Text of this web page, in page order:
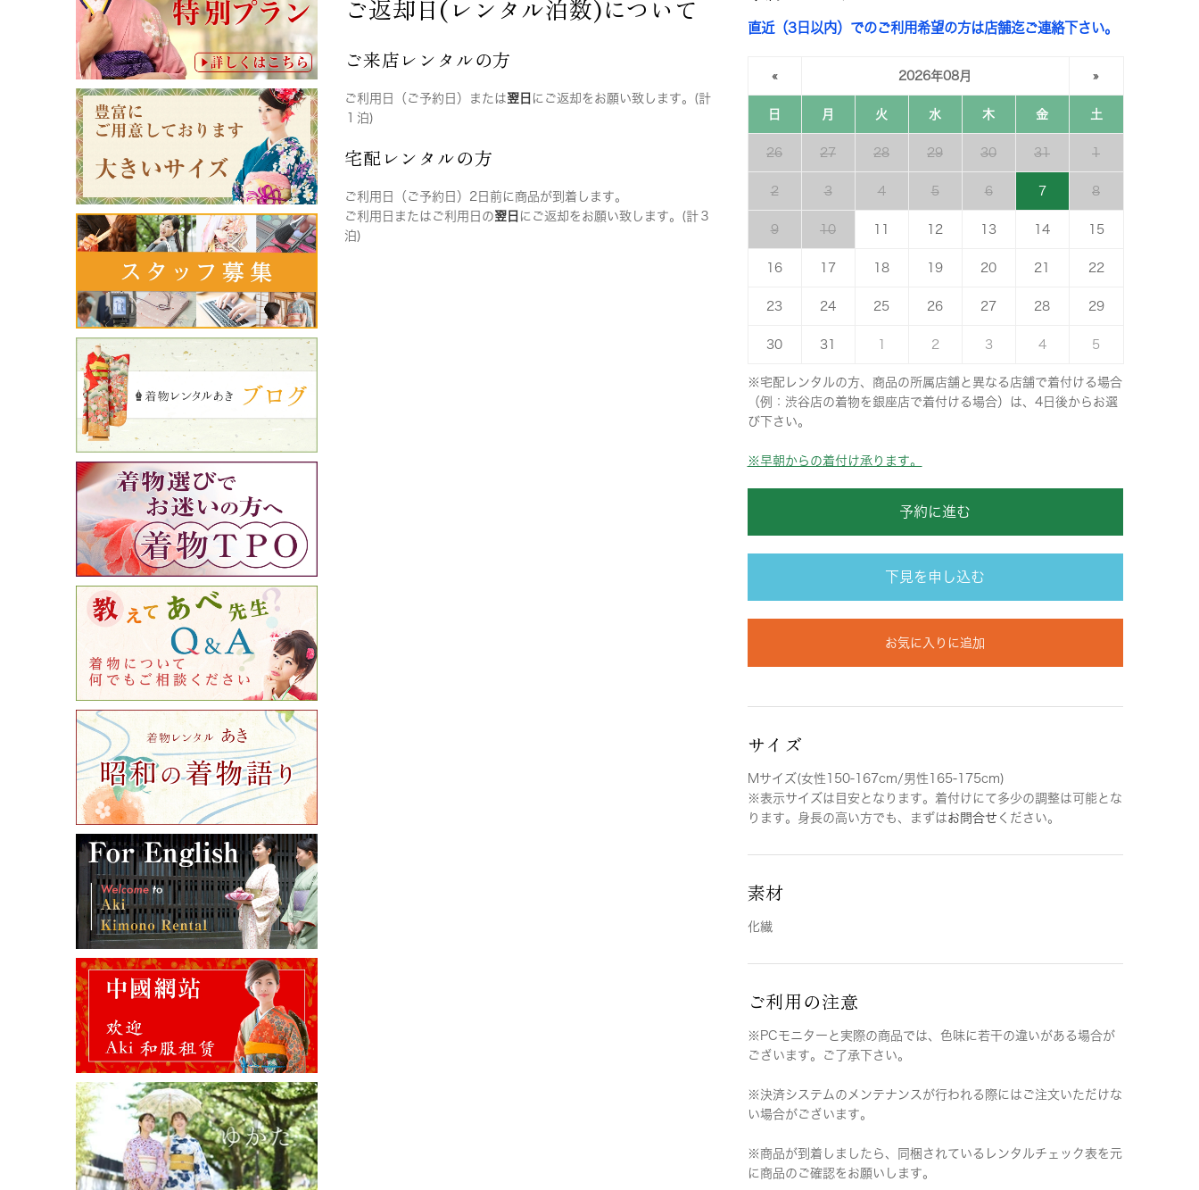
ご返却日(レンタル泊数)について
ご来店レンタルの方
ご利用日（ご予約日）または翌日 にご返却をお願い致します。(計
１泊)
宅配レンタルの方
ご利用日（ご予約日）2日前に商品が到着します。
ご利用日またはご利用日の翌日 にご返却をお願い致します。(計３
泊)
直近（3日以内）でのご利用希望の方は店舗迄ご連絡下さい。
« 2026年08月 »
日 月 火 水 木 金 土
26 27 28 29 30 31 1
2 3 4 5 6 7 8
9 10 12 13 14 15
16 17 18 19 20 21 22
23 24 25 26 27 28 29
30 31 2 3 4 5
※宅配レンタルの方、商品の所属店舗と異なる店舗で着付ける場合
（例：渋谷店の着物を銀座店で着付ける場合）は、4日後からお選
び下さい。
※早朝からの着付け承ります。
予約に進む
下見を申し込む
お気に入りに追加
サイズ
Mサイズ(女性150-167cm/男性165-175cm)
※表示サイズは目安となります。着付けにて多少の調整は可能とな
ります。身長の高い方でも、まずはお問合せ ください。
素材
化繊
ご利用の注意
※PCモニターと実際の商品では、色味に若干の違いがある場合が
ございます。ご了承下さい。
※決済システムのメンテナンスが行われる際にはご注文いただけな
い場合がございます。
※商品が到着しましたら、同梱されているレンタルチェック表を元
に商品のご確認をお願いします。